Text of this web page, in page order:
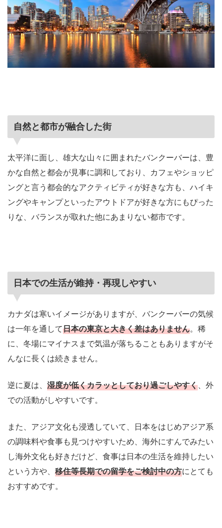
自然と都市が融合した街
太平洋に面し、雄大な山々に囲まれたバンクーバーは、豊
かな自然と都会が見事に調和しており、カフェやショッピ
ングと言う都会的なアクティビティが好きな方も、ハイキ
ングやキャンプといったアウトドアが好きな方にもぴった
りな、バランスが取れた他にあまりない都市です。
日本での生活が維持・再現しやすい
カナダは寒いイメージがありますが、バンクーバーの気候
は一年を通して日本の東京と大きく差はありません。稀
に、冬場にマイナスまで気温が落ちることもありますがそ
んなに長くは続きません。
逆に夏は、 湿度が低くカラッとしており過ごしやすく、外
での活動がしやすいです。
また、アジア文化も浸透していて、日本をはじめアジア系
の調味料や食事も見つけやすいため、海外にすんでみたい
し海外文化も好きだけど、食事は日本の生活を維持したい
という方や、 移住等長期での留学をご検討中の方にとても
おすすめです。